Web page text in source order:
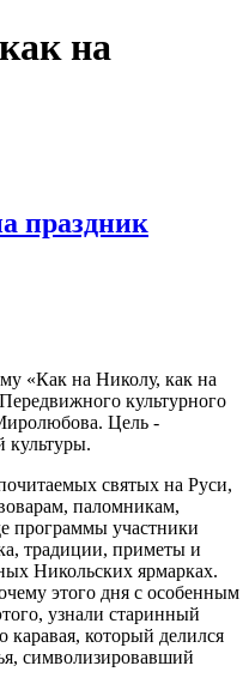
на
праздник
«Как на Николу, как на
культурного
Цель -
культуры.
святых на Руси,
паломникам,
программы участники
традиции, приметы и
Никольских ярмарках.
этого дня с особенным
узнали старинный
каравая, который делился
символизировавший